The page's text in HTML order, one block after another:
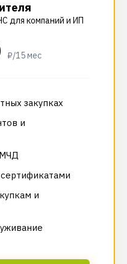
для компаний и ИП
₽/15 мес
закупках
и
и